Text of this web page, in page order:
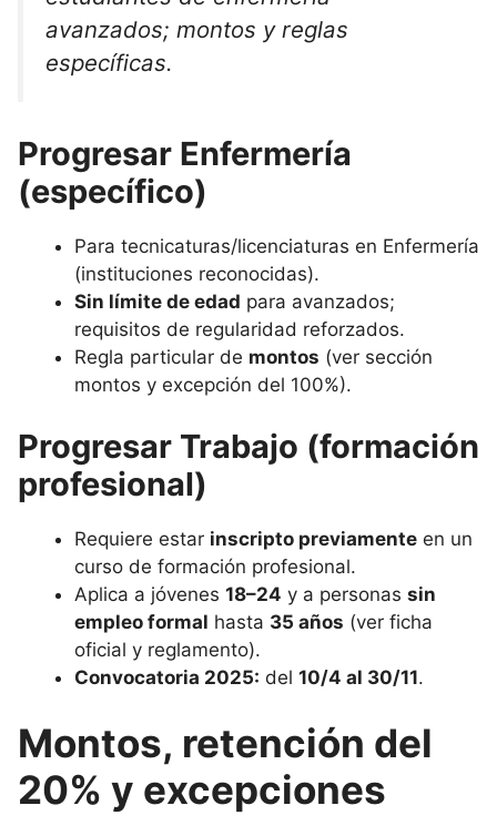
avanzados; montos y reglas
específicas.
Progresar Enfermería
(específico)
Para tecnicaturas/licenciaturas en Enfermería
(instituciones reconocidas).
Sin límite de edad para avanzados;
requisitos de regularidad reforzados.
Regla particular de montos (ver sección
montos y excepción del 100%).
Progresar Trabajo (formación
profesional)
Requiere estar inscripto previamente en un
curso de formación profesional.
Aplica a jóvenes 18–24 y a personas sin
empleo formal hasta 35 años (ver ficha
oficial y reglamento).
Convocatoria 2025: del 10/4 al 30/11.
Montos, retención del
20% y excepciones